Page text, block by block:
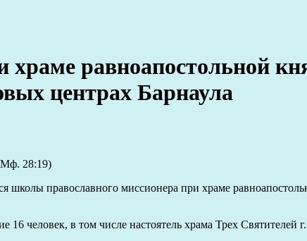
равноапостольной
центрах Барнаула
28:19)
школы православного миссионера при храме
человек, в том числе настоятель храма Трех Святителей